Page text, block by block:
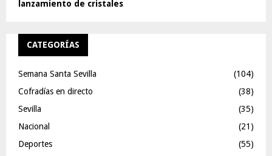
lanzamiento de cristales
CATEGORÍAS
Semana Santa Sevilla
(104)
Cofradías en directo
(38)
Sevilla
(35)
Nacional
(21)
Deportes
(55)